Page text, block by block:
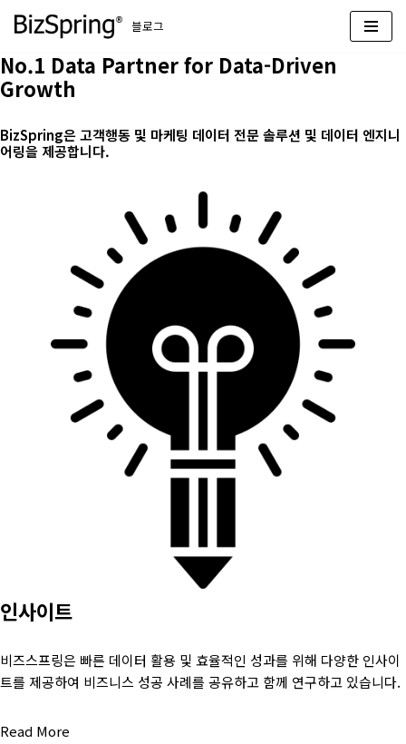
텐
츠
건
너
블로그
No.1 Data Partner for Data-Driven
Growth
BizSpring은 고객행동 및 마케팅 데이터 전문 솔루션 및 데이터 엔지니
어링을 제공합니다.
인사이트
비즈스프링은 빠른 데이터 활용 및 효율적인 성과를 위해 다양한 인사이
트를 제공하여 비즈니스 성공 사례를 공유하고 함께 연구하고 있습니다.
Read More